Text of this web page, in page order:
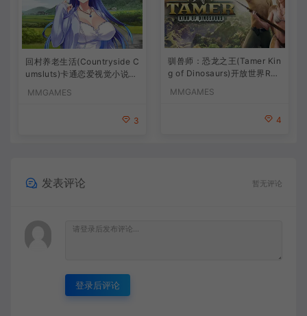
回村养老生活(Countryside C
umsluts)卡通恋爱视觉小说游
MMGAMES
3
驯兽师：恐龙之王(Tamer Kin
g of Dinosaurs)开放世界RP
MMGAMES
4
发表评论 暂无评论
登录后评论